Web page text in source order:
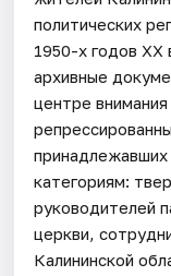
политических
1950-х годов ХХ
архивные
центре
категориям:
руководителей
церкви,
Калининской